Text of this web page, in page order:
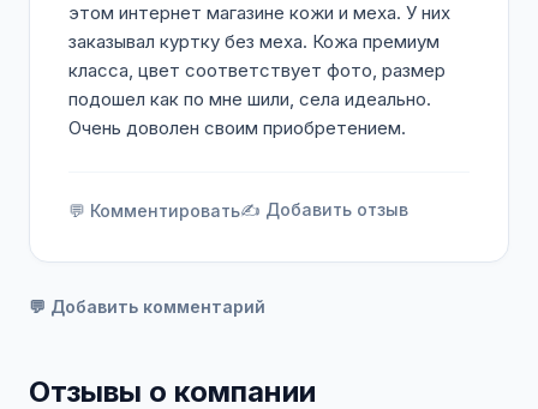
этом интернет магазине кожи и меха. У них
заказывал куртку без меха. Кожа премиум
класса, цвет соответствует фото, размер
подошел как по мне шили, села идеально.
Очень доволен своим приобретением.
💬 Комментировать✍️ Добавить отзыв
💬 Добавить комментарий
Отзывы о компании